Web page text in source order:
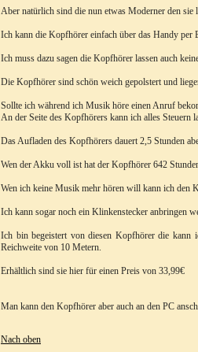
Aber natürlich sind die nun etwas Moderner den
Ich kann die Kopfhörer einfach über das Handy per
Ich muss dazu sagen die Kopfhörer lassen auch
Die Kopfhörer sind schön weich gepolstert und
Sollte ich während ich Musik höre einen Anruf
An der Seite des Kopfhörers kann ich alles Steuern
Das Aufladen des Kopfhörers dauert 2,5 Stunden
Wen der Akku voll ist hat der Kopfhörer 642
Wen ich keine Musik mehr hören will kann ich den
Ich kann sogar noch ein Klinkenstecker anbringen
Ich bin begeistert von diesen Kopfhörer die kann
Reichweite von 10 Metern.
Erhältlich sind sie hier für einen Preis von 33,99€
Man kann den Kopfhörer aber auch an den PC
Nach oben